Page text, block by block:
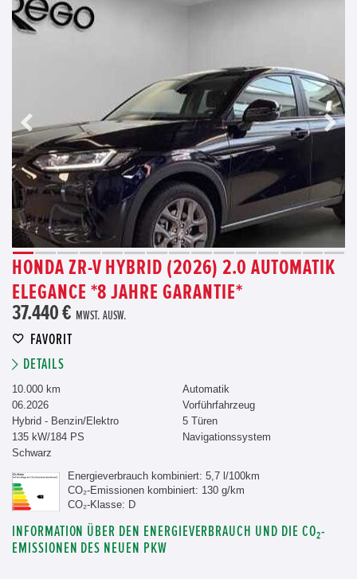
HONDA ZR-V HYBRID (2026) 2.0 AUTOMATIK
ELEGANCE *8 JAHRE GARANTIE*
37.440 € MWST. AUSW.
FAVORIT
DETAILS
10.000 km
06.2026
Hybrid - Benzin/Elektro
135 kW/184 PS
Schwarz
Automatik
Vorführfahrzeug
5 Türen
Navigationssystem
Energieverbrauch kombiniert: 5,7 l/100km
CO₂-Emissionen kombiniert: 130 g/km
CO₂-Klasse: D
INFORMATION ÜBER DEN ENERGIEVERBRAUCH UND DIE CO₂-
EMISSIONEN DES NEUEN PKW